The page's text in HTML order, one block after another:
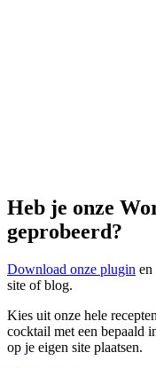
Heb je onze
geprobeerd?
Download onze plugin en
site of blog.
Kies uit onze hele
cocktail met een bepaald
op je eigen site plaatsen.